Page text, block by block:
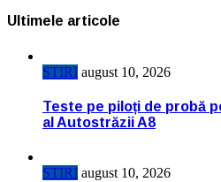
Ultimele articole
STIRI august 10, 2026
Teste pe piloți de probă
al Autostrăzii A8
STIRI august 10, 2026